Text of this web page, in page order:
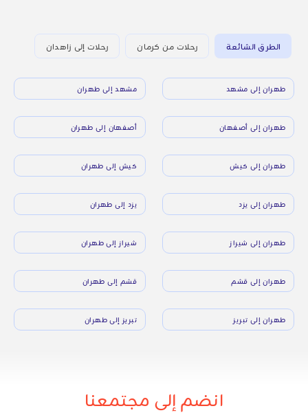
الطرق الشائعة رحلات من كرمان رحلات إلى زاهدان
طهران إلى مشهد مشهد إلى طهران
طهران إلى أصفهان أصفهان إلى طهران
طهران إلى كيش كيش إلى طهران
طهران إلى يزد يزد إلى طهران
طهران إلى شيراز شيراز إلى طهران
طهران إلى قشم قشم إلى طهران
طهران إلى تبريز تبريز إلى طهران
انضم إلى مجتمعنا